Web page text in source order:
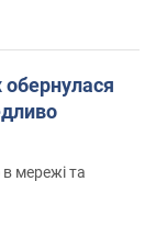
обернулася
мережі та